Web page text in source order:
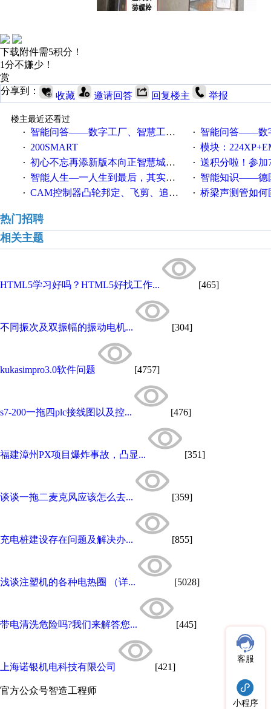
下载附件需5积分！
1分不嫌少！
赏
分享到：
收藏 邀请回答 回复楼主 举报
楼主最近还看过
·
智能问答——数字工厂、智慧工厂和智能制造三者的区别是什么？ · 智能问答——数字化工厂与
· 200SMART · 模块：
· 初心不忘再添新版本向正智慧城市云展厅3.0版亮相 · 送积分啦！参加7月6日
· 智能人生—一人生到最后，其实拼的都是人品 · 智能知识——德国工业崛起
· CAM控制器凸轮邦定、飞剪、追剪等C功能块 · 桥梁声测管如何固
热门招聘
相关主题
HTML5学习好吗？HTML5好找工作... [465]
不同振次及双振幅的振动电机... [304]
kukasimpro3.0软件问题 [4757]
s7-200一拖四plc接线图以及控... [476]
福建漳州PX项目爆炸事故，凸显... [351]
谈谈一拖二麦克风应该怎么去... [359]
充电桩建设存在问题及解决办... [855]
浅谈注塑机的各种电热圈 （详... [5028]
带电清洗危险吗?我们来解答您... [445]
上海诺银机电科技有限公司 [421]
官方公众号智造工程师
客服
小程序